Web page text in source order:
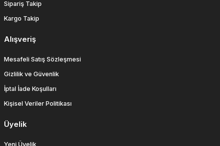
Sipariş Takip
Kargo Takip
Alışveriş
Mesafeli Satış Sözleşmesi
Gizlilik ve Güvenlik
İptal İade Koşulları
Kişisel Veriler Politikası
Üyelik
Yeni Üyelik